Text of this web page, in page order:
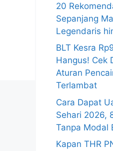
20
Sepanjang
Legendaris
BLT Kesra
Hangus! Cek
Aturan
Terlambat
Cara Dapat
Sehari 2026,
Tanpa Modal
Kapan THR